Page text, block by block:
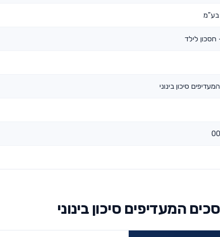
בע"מ
לילד
סיכון בינוני
המעדיפים סיכון בינוני